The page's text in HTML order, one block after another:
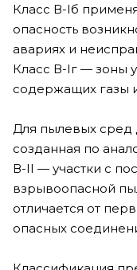
Класс В-Iб
опасность
авариях и
Класс В-Iг — зоны
содержащих газы
Для пылевых сред
созданная по
В-II — участки с
взрывоопасной
отличается от
опасных